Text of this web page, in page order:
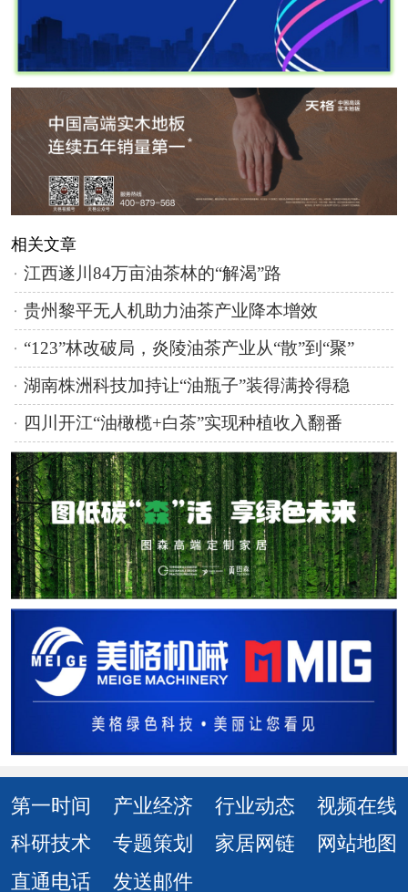
相关文章
江西遂川84万亩油茶林的“解渴”路
贵州黎平无人机助力油茶产业降本增效
“123”林改破局，炎陵油茶产业从“散”到“聚”
湖南株洲科技加持让“油瓶子”装得满拎得稳
四川开江“油橄榄+白茶”实现种植收入翻番
第一时间 产业经济 行业动态
视频在线
科研技术
专题策划 家居网链
网站地图
直通电话
发送邮件